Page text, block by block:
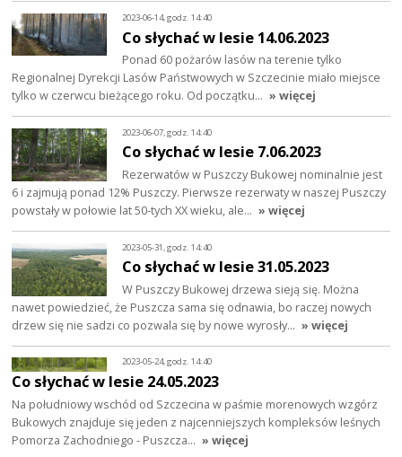
2023-06-14, godz. 14:40
Co słychać w lesie 14.06.2023
Ponad 60 pożarów lasów na terenie tylko
Regionalnej Dyrekcji Lasów Państwowych w Szczecinie miało miejsce
tylko w czerwcu bieżącego roku. Od początku… » więcej
2023-06-07, godz. 14:40
Co słychać w lesie 7.06.2023
Rezerwatów w Puszczy Bukowej nominalnie jest
6 i zajmują ponad 12% Puszczy. Pierwsze rezerwaty w naszej Puszczy
powstały w połowie lat 50-tych XX wieku, ale… » więcej
2023-05-31, godz. 14:40
Co słychać w lesie 31.05.2023
W Puszczy Bukowej drzewa sieją się. Można
nawet powiedzieć, że Puszcza sama się odnawia, bo raczej nowych
drzew się nie sadzi co pozwala się by nowe wyrosły… » więcej
2023-05-24, godz. 14:40
Co słychać w lesie 24.05.2023
Na południowy wschód od Szczecina w paśmie morenowych wzgórz
Bukowych znajduje się jeden z najcenniejszych kompleksów leśnych
Pomorza Zachodniego - Puszcza… » więcej